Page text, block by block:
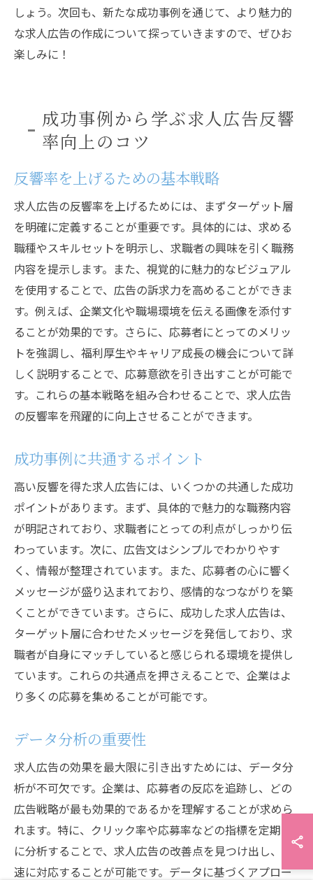
しょう。次回も、新たな成功事例を通じて、より魅力的
な求人広告の作成について探っていきますので、ぜひお
楽しみに！
成功事例から学ぶ求人広告反響
率向上のコツ
反響率を上げるための基本戦略
求人広告の反響率を上げるためには、まずターゲット層
を明確に定義することが重要です。具体的には、求める
職種やスキルセットを明示し、求職者の興味を引く職務
内容を提示します。また、視覚的に魅力的なビジュアル
を使用することで、広告の訴求力を高めることができま
す。例えば、企業文化や職場環境を伝える画像を添付す
ることが効果的です。さらに、応募者にとってのメリッ
トを強調し、福利厚生やキャリア成長の機会について詳
しく説明することで、応募意欲を引き出すことが可能で
す。これらの基本戦略を組み合わせることで、求人広告
の反響率を飛躍的に向上させることができます。
成功事例に共通するポイント
高い反響を得た求人広告には、いくつかの共通した成功
ポイントがあります。まず、具体的で魅力的な職務内容
が明記されており、求職者にとっての利点がしっかり伝
わっています。次に、広告文はシンプルでわかりやす
く、情報が整理されています。また、応募者の心に響く
メッセージが盛り込まれており、感情的なつながりを築
くことができています。さらに、成功した求人広告は、
ターゲット層に合わせたメッセージを発信しており、求
職者が自身にマッチしていると感じられる環境を提供し
ています。これらの共通点を押さえることで、企業はよ
り多くの応募を集めることが可能です。
データ分析の重要性
求人広告の効果を最大限に引き出すためには、データ分
析が不可欠です。企業は、応募者の反応を追跡し、どの
広告戦略が最も効果的であるかを理解することが求めら
れます。特に、クリック率や応募率などの指標を定期的
に分析することで、求人広告の改善点を見つけ出し、迅
速に対応することが可能です。データに基づくアプロー